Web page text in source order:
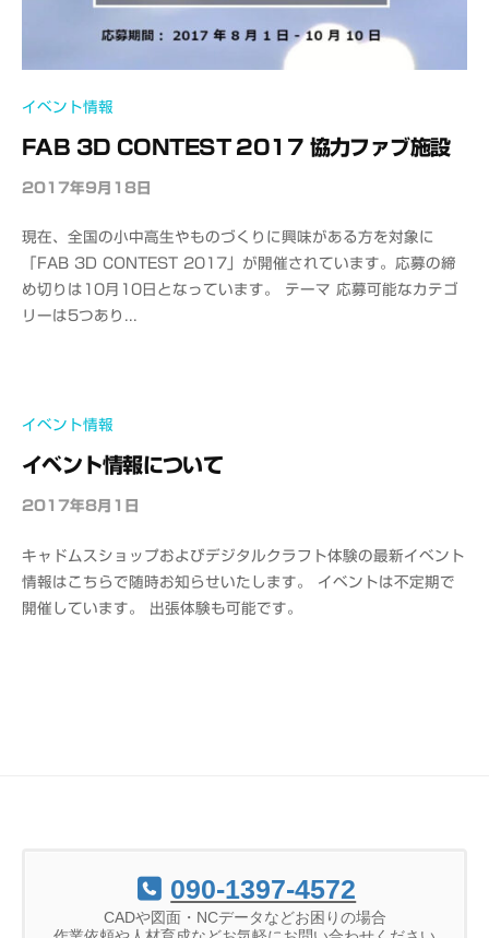
イベント情報
FAB 3D CONTEST 2017 協力ファブ施設
2017年9月18日
o
f
f
M
現在、全国の小中高生やものづくりに興味がある方を対象に
「FAB 3D CONTEST 2017」が開催されています。応募の締
め切りは10月10日となっています。 テーマ 応募可能なカテゴ
リーは5つあり...
イベント情報
イベント情報について
2017年8月1日
o
f
キャドムスショップおよびデジタルクラフト体験の最新イベント
情報はこちらで随時お知らせいたします。 イベントは不定期で
開催しています。 出張体験も可能です。
090-1397-4572
CADや図面・NCデータなどお困りの場合